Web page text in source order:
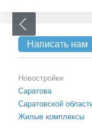
Написать нам
Новостройки
Саратова
Саратовской
Жилые комплексы